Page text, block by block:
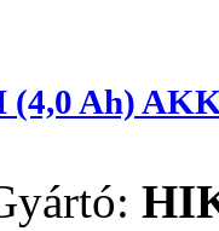
(4,0 Ah)